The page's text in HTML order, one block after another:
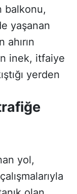
balkonu,
yaşanan
inek, itfaiye
yerden
yol,